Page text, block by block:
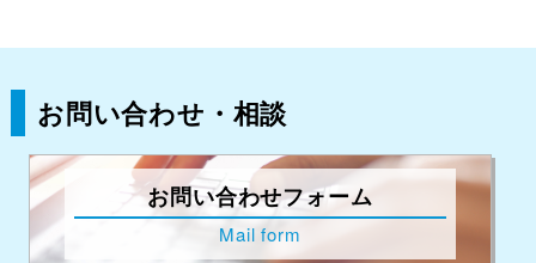
お問い合わせ・相談
お問い合わせフォーム
Mail form